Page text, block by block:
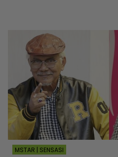
MSTAR | SENSASI